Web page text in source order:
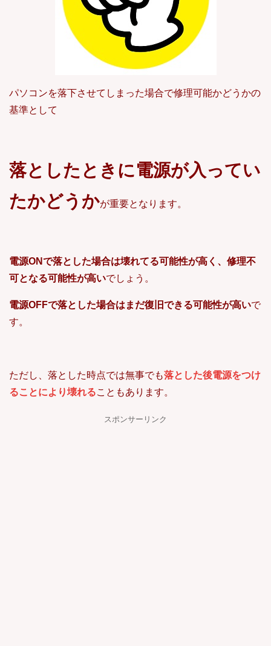
パソコンを落下させてしまった場合で修理可能かどうかの
基準として
落としたときに電源が入ってい
たかどうかが重要となります。
電源ONで落とした場合は壊れてる可能性が高く、修理不
可となる可能性が高いでしょう。
電源OFFで落とした場合はまだ復旧できる可能性が高いで
す。
ただし、落とした時点では無事でも落とした後電源をつけ
ることにより壊れることもあります。
スポンサーリンク